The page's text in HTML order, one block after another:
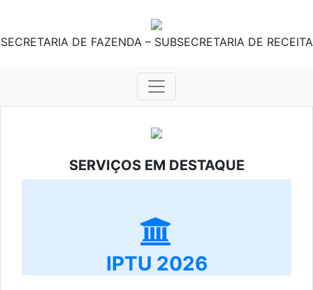
SECRETARIA DE FAZENDA – SUBSECRETARIA DE RECEITA
SERVIÇOS EM DESTAQUE
IPTU 2026